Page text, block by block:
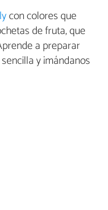
con colores que
de fruta, que
a preparar
y ¡mándanos